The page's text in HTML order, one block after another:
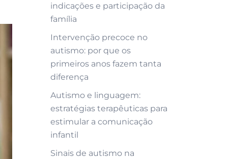
indicações e participação da
família
Intervenção precoce no
autismo: por que os
primeiros anos fazem tanta
diferença
Autismo e linguagem:
estratégias terapêuticas para
estimular a comunicação
infantil
Sinais de autismo na